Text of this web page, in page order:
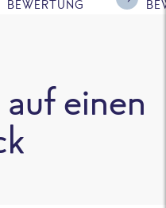
BEWERTUNG
einen